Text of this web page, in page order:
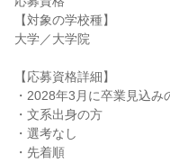
【対象の学校種】
大学／大学院
【応募資格詳細】
・2028年3月に卒業見込み
・文系出身の方
・選考なし
・先着順